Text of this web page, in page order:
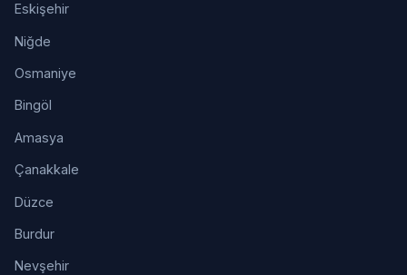
Eskişehir
Niğde
Osmaniye
Bingöl
Amasya
Çanakkale
Düzce
Burdur
Nevşehir